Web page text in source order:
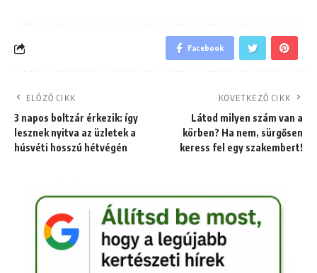
Facebook
ELŐZŐ CIKK
3 napos boltzár érkezik: így
lesznek nyitva az üzletek a
húsvéti hosszú hétvégén
KÖVETKEZŐ CIKK
Látod milyen szám van a
körben? Ha nem, sürgősen
keress fel egy szakembert!